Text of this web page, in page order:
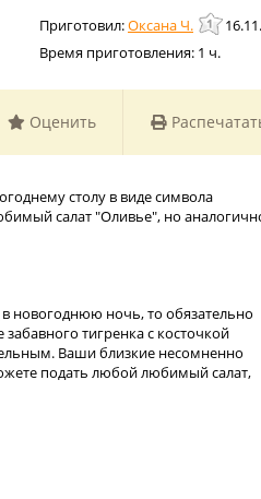
Оксана Ч.
Время приготовления: 1 ч.
Оценить
столу в виде символа
салат "Оливье", но
новогоднюю ночь, то обязательно
тигренка с косточкой
Ваши близкие несомненно
подать любой любимый салат,